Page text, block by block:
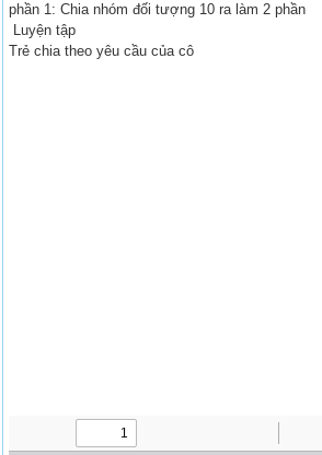
phần 1: Chia nhóm đối tượng 10 ra làm 2 phần
Luyện tập
Trẻ chia theo yêu cầu của cô